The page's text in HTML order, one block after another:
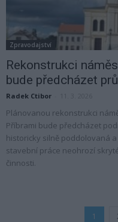
Zpravodajství
Rekonstrukci
bude předcházet
Radek Ctibor
Plánovanou rekonstrukci
Příbrami bude předcházet
historicky silně poddolovaná
stavební práce neohrozí
činnosti.
1